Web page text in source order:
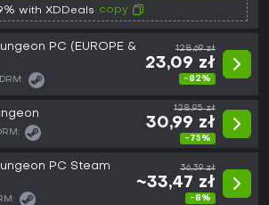
with XDDeals copy
PC (EUROPE &
DRM:
128,69 zł
23,09 zł
-82%
128,95 zł
30,99 zł
-75%
PC Steam
36,39 zł
~33,47 zł
-8%